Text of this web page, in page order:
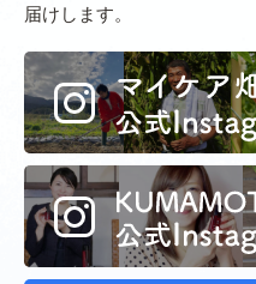
届けします。